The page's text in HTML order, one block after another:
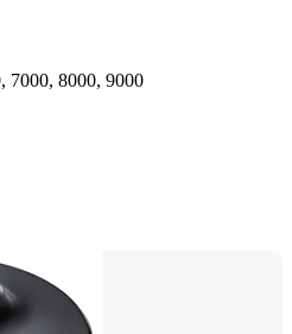
7000, 8000, 9000